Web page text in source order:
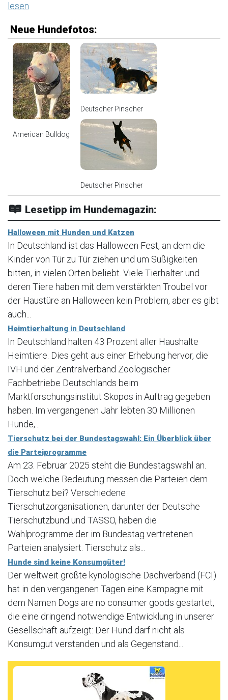
lesen
Neue Hundefotos:
American Bulldog
Deutscher Pinscher
Deutscher Pinscher
Lesetipp im Hundemagazin:
Halloween mit Hunden und Katzen
In Deutschland ist das Halloween Fest, an dem die
Kinder von Tür zu Tür ziehen und um Süßigkeiten
bitten, in vielen Orten beliebt. Viele Tierhalter und
deren Tiere haben mit dem verstärkten Troubel vor
der Haustüre an Halloween kein Problem, aber es gibt
auch...
Heimtierhaltung in Deutschland
In Deutschland halten 43 Prozent aller Haushalte
Heimtiere. Dies geht aus einer Erhebung hervor, die
IVH und der Zentralverband Zoologischer
Fachbetriebe Deutschlands beim
Marktforschungsinstitut Skopos in Auftrag gegeben
haben. Im vergangenen Jahr lebten 30 Millionen
Hunde,...
Tierschutz bei der Bundestagswahl: Ein Überblick über
die Parteiprogramme
Am 23. Februar 2025 steht die Bundestagswahl an.
Doch welche Bedeutung messen die Parteien dem
Tierschutz bei? Verschiedene
Tierschutzorganisationen, darunter der Deutsche
Tierschutzbund und TASSO, haben die
Wahlprogramme der im Bundestag vertretenen
Parteien analysiert. Tierschutz als...
Hunde sind keine Konsumgüter!
Der weltweit größte kynologische Dachverband (FCI)
hat in den vergangenen Tagen eine Kampagne mit
dem Namen Dogs are no consumer goods gestartet,
die eine dringend notwendige Entwicklung in unserer
Gesellschaft aufzeigt: Der Hund darf nicht als
Konsumgut verstanden und als Gegenstand...